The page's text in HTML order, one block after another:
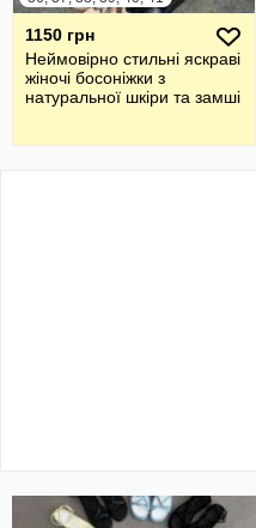
1150 грн
Неймовірно стильні яскраві
жіночі босоніжки з
натуральної шкіри та замші